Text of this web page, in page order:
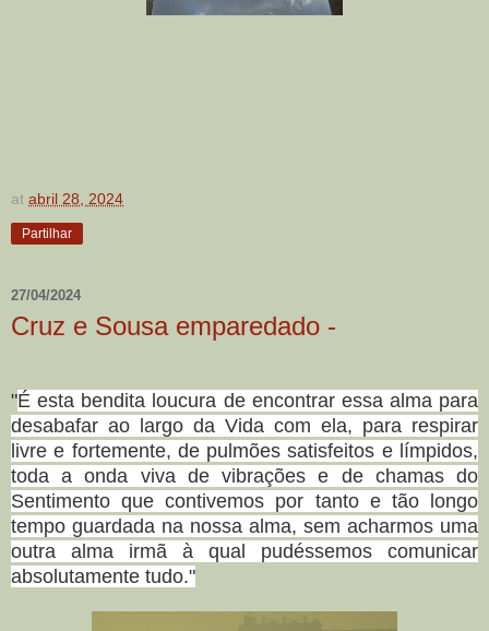
at abril 28, 2024
Partilhar
27/04/2024
Cruz e Sousa emparedado -
"É esta bendita loucura de encontrar essa alma para
desabafar ao largo da Vida com ela, para respirar
livre e fortemente, de pulmões satisfeitos e límpidos,
toda a onda viva de vibrações e de chamas do
Sentimento que contivemos por tanto e tão longo
tempo guardada na nossa alma, sem acharmos uma
outra alma irmã à qual pudéssemos comunicar
absolutamente tudo."